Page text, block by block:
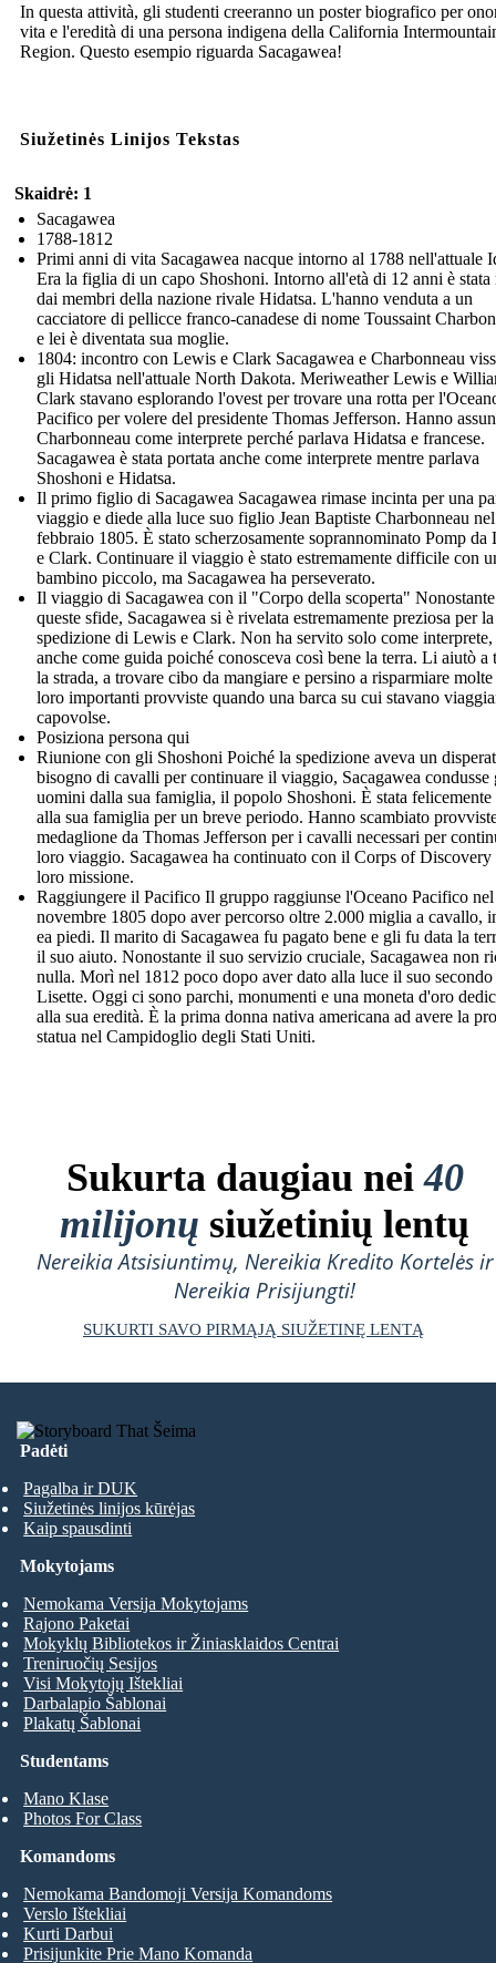
In questa attività, gli studenti creeranno un poster biografico per
vita e l'eredità di una persona indigena della California
Region. Questo esempio riguarda Sacagawea!
Siužetinės Linijos Tekstas
Skaidrė: 1
Sacagawea
1788-1812
Primi anni di vita Sacagawea nacque intorno al 1788 nell'attuale
Era la figlia di un capo Shoshoni. Intorno all'età di 12 anni è stata
dai membri della nazione rivale Hidatsa. L'hanno venduta a un
cacciatore di pellicce franco-canadese di nome Toussaint
e lei è diventata sua moglie.
1804: incontro con Lewis e Clark Sacagawea e Charbonneau
gli Hidatsa nell'attuale North Dakota. Meriweather Lewis e
Clark stavano esplorando l'ovest per trovare una rotta per
Pacifico per volere del presidente Thomas Jefferson. Hanno
Charbonneau come interprete perché parlava Hidatsa e francese.
Sacagawea è stata portata anche come interprete mentre parlava
Shoshoni e Hidatsa.
Il primo figlio di Sacagawea Sacagawea rimase incinta per una
viaggio e diede alla luce suo figlio Jean Baptiste Charbonneau nel
febbraio 1805. È stato scherzosamente soprannominato Pomp da
e Clark. Continuare il viaggio è stato estremamente difficile con
bambino piccolo, ma Sacagawea ha perseverato.
Il viaggio di Sacagawea con il "Corpo della scoperta" Nonostante
queste sfide, Sacagawea si è rivelata estremamente preziosa per la
spedizione di Lewis e Clark. Non ha servito solo come interprete,
anche come guida poiché conosceva così bene la terra. Li aiutò a
la strada, a trovare cibo da mangiare e persino a risparmiare
loro importanti provviste quando una barca su cui stavano
capovolse.
Posiziona persona qui
Riunione con gli Shoshoni Poiché la spedizione aveva un
bisogno di cavalli per continuare il viaggio, Sacagawea condusse
uomini dalla sua famiglia, il popolo Shoshoni. È stata
alla sua famiglia per un breve periodo. Hanno scambiato
medaglione da Thomas Jefferson per i cavalli necessari per
loro viaggio. Sacagawea ha continuato con il Corps of Discovery
loro missione.
Raggiungere il Pacifico Il gruppo raggiunse l'Oceano Pacifico nel
novembre 1805 dopo aver percorso oltre 2.000 miglia a cavallo,
ea piedi. Il marito di Sacagawea fu pagato bene e gli fu data la
il suo aiuto. Nonostante il suo servizio cruciale, Sacagawea non
nulla. Morì nel 1812 poco dopo aver dato alla luce il suo
Lisette. Oggi ci sono parchi, monumenti e una moneta d'oro
alla sua eredità. È la prima donna nativa americana ad avere la
statua nel Campidoglio degli Stati Uniti.
Sukurta daugiau nei40
milijonų siužetinių lentų
Nereikia Atsisiuntimų, Nereikia Kredito Kortelės ir
Nereikia Prisijungti!
SUKURTI SAVO PIRMĄJĄ SIUŽETINĘ LENTĄ
Padėti
Pagalba ir DUK
Siužetinės linijos kūrėjas
Kaip spausdinti
Studentams
Mano Klase
Photos For Class
Mokytojams
Nemokama Versija Mokytojams
Rajono Paketai
Mokyklų Bibliotekos ir Žiniasklaidos Centrai
Treniruočių Sesijos
Visi Mokytojų Ištekliai
Darbalapio Šablonai
Plakatų Šablonai
Komandoms
Nemokama Bandomoji Versija Komandoms
Verslo Ištekliai
Kurti Darbui
Prisijunkite Prie Mano Komanda